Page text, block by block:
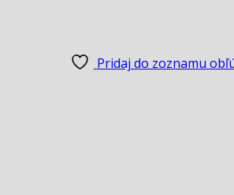
Pridaj do zoznamu